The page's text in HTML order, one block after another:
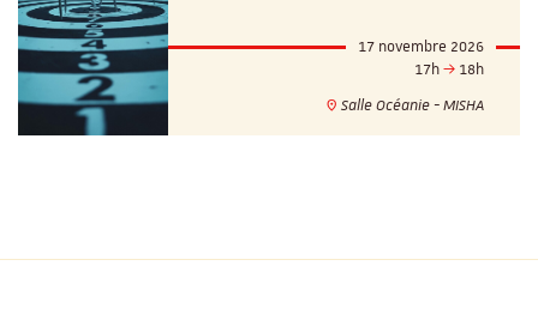
17 novembre 2026
17h
18h
Salle Océanie - MISHA